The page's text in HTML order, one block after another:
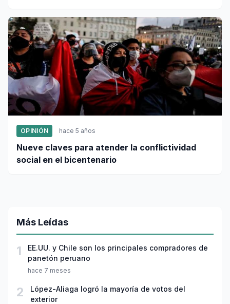
OPINIÓN hace 5 años
Nueve claves para atender la conflictividad
social en el bicentenario
Más Leídas
1
EE.UU. y Chile son los principales compradores de
panetón peruano
hace 7 meses
2
López-Aliaga logró la mayoría de votos del
exterior